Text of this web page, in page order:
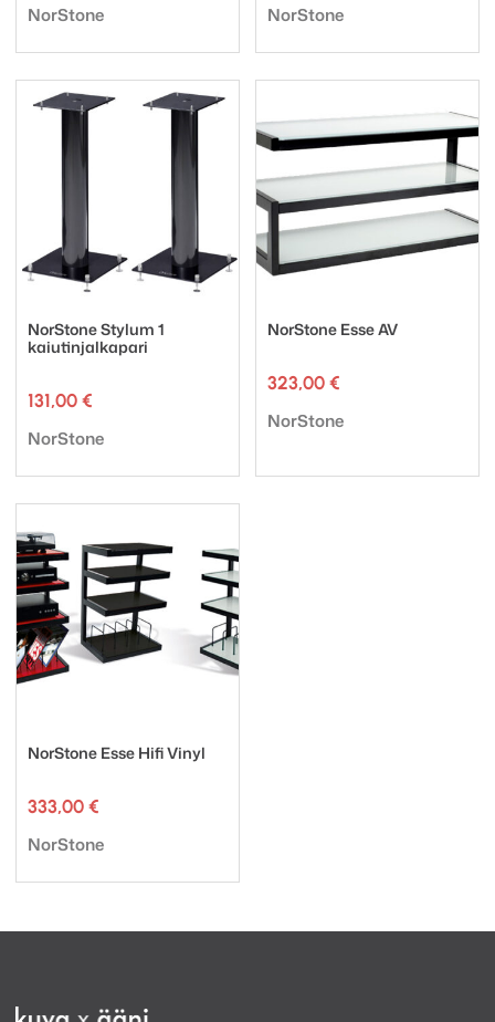
Tuotemerkki:
NorStone Tuotemerkki:
NorStone
NorStone Stylum 1
kaiutinjalkapari
131,00 €
Tuotemerkki:
NorStone
NorStone Esse AV
323,00 €
Tuotemerkki:
NorStone
NorStone Esse Hifi Vinyl
333,00 €
Tuotemerkki:
NorStone